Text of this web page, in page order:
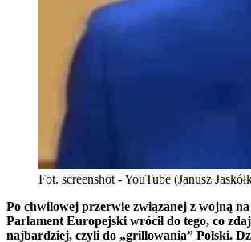
Fot. screenshot - YouTube (Janusz
Po chwilowej przerwie związanej z wojną
Parlament Europejski wrócił do tego, co
najbardziej, czyli do „grillowania” Polski.